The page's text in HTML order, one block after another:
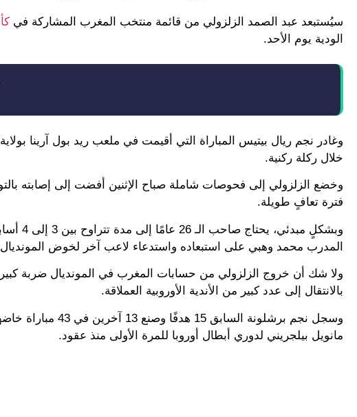
سيُستبعد عبد الصمد الزلزولي من قائمة منتخب المغرب المشاركة في
الودية يوم الأحد.
وغادر نجم ريال بيتيس المباراة التي أقيمت في ملعب ريد بول آرينا
خلال ركلة ركنية.
وخضع الزلزولي إلى فحوصات شاملة صباح الإثنين أفضت إلى إصابته
فترة تعافٍ طويلة.
المدرب محمد وهبي على استبعاده واستدعاء لاعب آخر لخوض
ولا شك أن خروج الزلزولي من حسابات المغرب في المونديال ضربة
بالانتقال إلى عدد كبير من الأندية الأوروبية العملاقة.
وسجل نجم برشلونة
مانويل بيلجريني لدوري أبطال أوروبا للمرة الأولى منذ عقود.